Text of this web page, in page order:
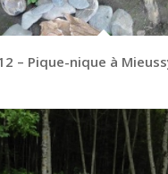
– Pique-nique à